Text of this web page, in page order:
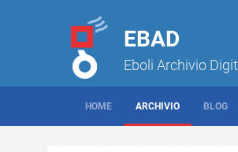
EBAD
Eboli Archivio
HOME ARCHIVIO BLOG